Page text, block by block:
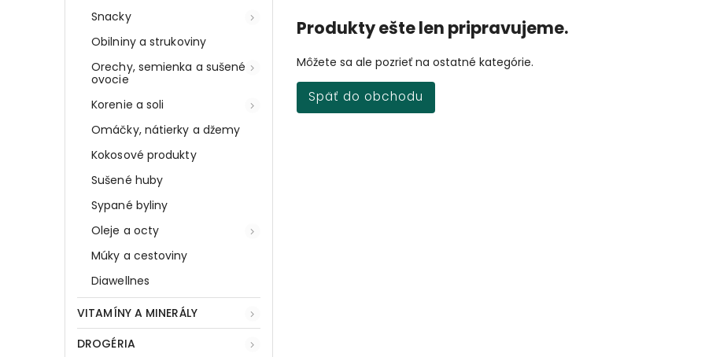
Snacky
Obilniny a strukoviny
Orechy, semienka a sušené
ovocie
Korenie a soli
Omáčky, nátierky a džemy
Kokosové produkty
Sušené huby
Sypané byliny
Oleje a octy
Múky a cestoviny
Diawellnes
VITAMÍNY A MINERÁLY
DROGÉRIA
Produkty ešte len pripravujeme.
Môžete sa ale pozrieť na ostatné kategórie.
Späť do obchodu